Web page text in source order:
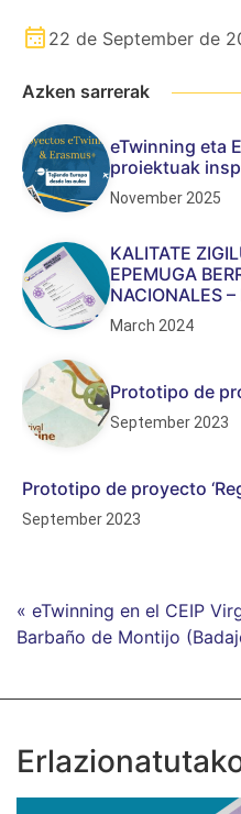
22 de September de
Azken sarrerak
eTwinning eta
proiektuak
November 2025
KALITATE
EPEMUGA
NACIONALES
March 2024
Prototipo de
September 2023
Prototipo de proyecto
September 2023
« eTwinning en el CEIP
Barbaño de Montijo